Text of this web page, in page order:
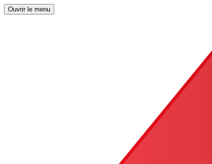
Ouvrir le menu